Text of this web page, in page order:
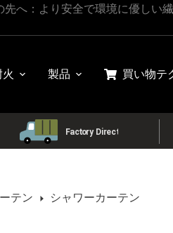
先へ：より安全で環境に優しい
火 製品 買い物テ
テン シャワーカーテン